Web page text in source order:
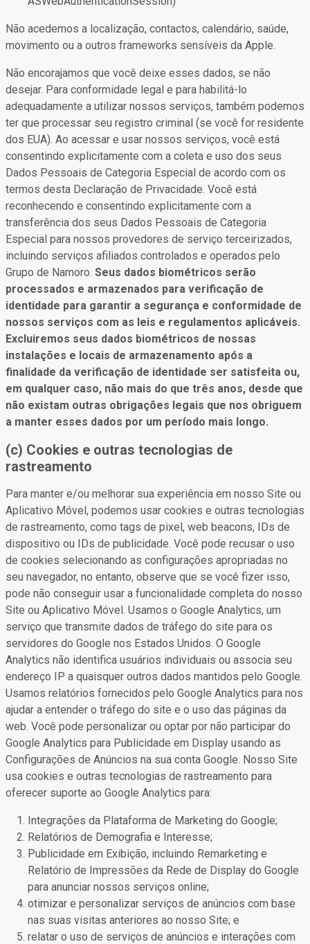
Não acedemos a localização, contactos, calendário, saúde,
movimento ou a outros frameworks sensíveis da Apple.
Não encorajamos que você deixe esses dados, se não
desejar. Para conformidade legal e para habilitá-lo
adequadamente a utilizar nossos serviços, também podemos
ter que processar seu registro criminal (se você for residente
dos EUA). Ao acessar e usar nossos serviços, você está
consentindo explicitamente com a coleta e uso dos seus
Dados Pessoais de Categoria Especial de acordo com os
termos desta Declaração de Privacidade. Você está
reconhecendo e consentindo explicitamente com a
transferência dos seus Dados Pessoais de Categoria
Especial para nossos provedores de serviço terceirizados,
incluindo serviços afiliados controlados e operados pelo
Grupo de Namoro. Seus dados biométricos serão
processados e armazenados para verificação de
identidade para garantir a segurança e conformidade de
nossos serviços com as leis e regulamentos aplicáveis.
Excluiremos seus dados biométricos de nossas
instalações e locais de armazenamento após a
finalidade da verificação de identidade ser satisfeita ou,
em qualquer caso, não mais do que três anos, desde que
não existam outras obrigações legais que nos obriguem
a manter esses dados por um período mais longo.
(c) Cookies e outras tecnologias de
rastreamento
Para manter e/ou melhorar sua experiência em nosso Site ou
Aplicativo Móvel, podemos usar cookies e outras tecnologias
de rastreamento, como tags de pixel, web beacons, IDs de
dispositivo ou IDs de publicidade. Você pode recusar o uso
de cookies selecionando as configurações apropriadas no
seu navegador, no entanto, observe que se você fizer isso,
pode não conseguir usar a funcionalidade completa do nosso
Site ou Aplicativo Móvel. Usamos o Google Analytics, um
serviço que transmite dados de tráfego do site para os
servidores do Google nos Estados Unidos. O Google
Analytics não identifica usuários individuais ou associa seu
endereço IP a quaisquer outros dados mantidos pelo Google.
Usamos relatórios fornecidos pelo Google Analytics para nos
ajudar a entender o tráfego do site e o uso das páginas da
web. Você pode personalizar ou optar por não participar do
Google Analytics para Publicidade em Display usando as
Configurações de Anúncios na sua conta Google. Nosso Site
usa cookies e outras tecnologias de rastreamento para
oferecer suporte ao Google Analytics para:
Integrações da Plataforma de Marketing do Google;
Relatórios de Demografia e Interesse;
Publicidade em Exibição, incluindo Remarketing e
Relatório de Impressões da Rede de Display do Google
para anunciar nossos serviços online;
otimizar e personalizar serviços de anúncios com base
nas suas visitas anteriores ao nosso Site; e
relatar o uso de serviços de anúncios e interações com